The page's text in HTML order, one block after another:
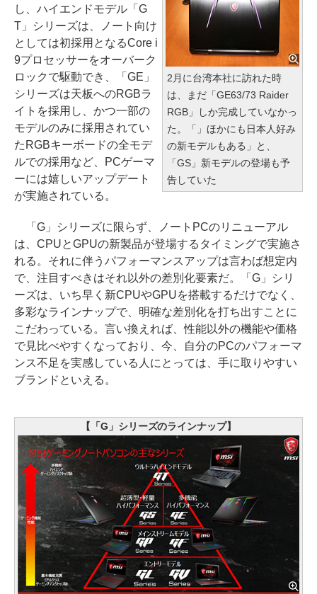
2月に台湾本社に訪れた時
は、まだ「GE63/73 Raider
RGB」しか完成していなかっ
た。「」ほかにも日本人好み
の新モデルもある」と、
「GS」新モデルの登場も予
告していた
し、ハイエンドモデル「G
T」シリーズは、ノート向け
としては初採用となるCore i
9プロセッサーをオーバーク
ロックで駆動でき、「GE」
シリーズは天板へのRGBラ
イトを採用し、かつ一部の
モデルのみに採用されてい
たRGBキーボードの全モデ
ルでの採用など、PCゲーマ
ーには嬉しいアップデート
が実施されている。
「G」シリーズに限らず、ノートPCのリニューアル
は、CPUとGPUの新製品が登場するタイミングで実施さ
れる。それに伴うパフォーマンスアップは言わば想定内
で、注目すべきはそれ以外の差別化要素だ。「G」シリ
ーズは、いち早く新CPUやGPUを搭載するだけでなく、
多彩なラインナップで、明確な差別化を打ち出すことに
こだわっている。言い換えれば、性能以外の機能や価格
で見比べやすくなっており、今、自分のPCのパフォーマ
ンス不足を実感している人にとっては、手に取りやすい
ブランドといえる。
【「G」シリーズのラインナップ】